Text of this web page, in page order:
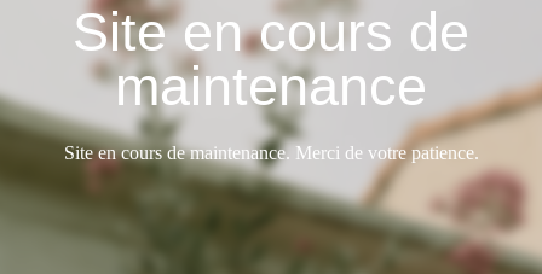
Site en cours de
maintenance
Site en cours de maintenance. Merci de votre patience.